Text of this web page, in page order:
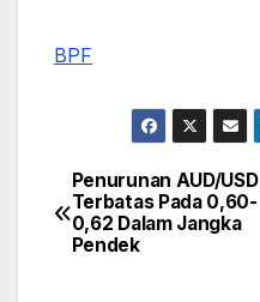
BPF
Post
navigation
Penurunan AUD/USD
Terbatas Pada 0,60-
0,62 Dalam Jangka
Pendek